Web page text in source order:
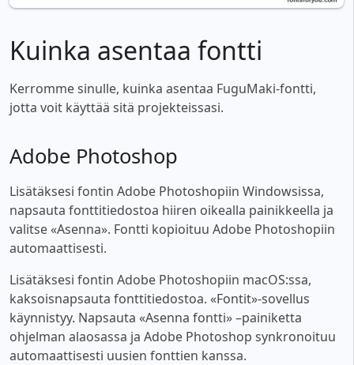
Kuinka asentaa fontti
Kerromme sinulle, kuinka asentaa FuguMaki-fontti,
jotta voit käyttää sitä projekteissasi.
Adobe Photoshop
Lisätäksesi fontin Adobe Photoshopiin Windowsissa,
napsauta fonttitiedostoa hiiren oikealla painikkeella ja
valitse «Asenna». Fontti kopioituu Adobe Photoshopiin
automaattisesti.
Lisätäksesi fontin Adobe Photoshopiin macOS:ssa,
kaksoisnapsauta fonttitiedostoa. «Fontit»-sovellus
käynnistyy. Napsauta «Asenna fontti» –painiketta
ohjelman alaosassa ja Adobe Photoshop synkronoituu
automaattisesti uusien fonttien kanssa.